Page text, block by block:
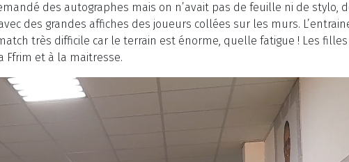
des autographes mais on n’avait pas de feuille ni de stylo,
des grandes affiches des joueurs collées sur les murs.
très difficile car le terrain est énorme, quelle fatigue ! Les
Ffrim et à la maitresse.